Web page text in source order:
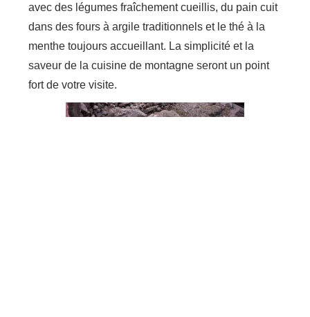
avec des légumes fraîchement cueillis, du pain cuit
dans des fours à argile traditionnels et le thé à la
menthe toujours accueillant. La simplicité et la
saveur de la cuisine de montagne seront un point
fort de votre visite.